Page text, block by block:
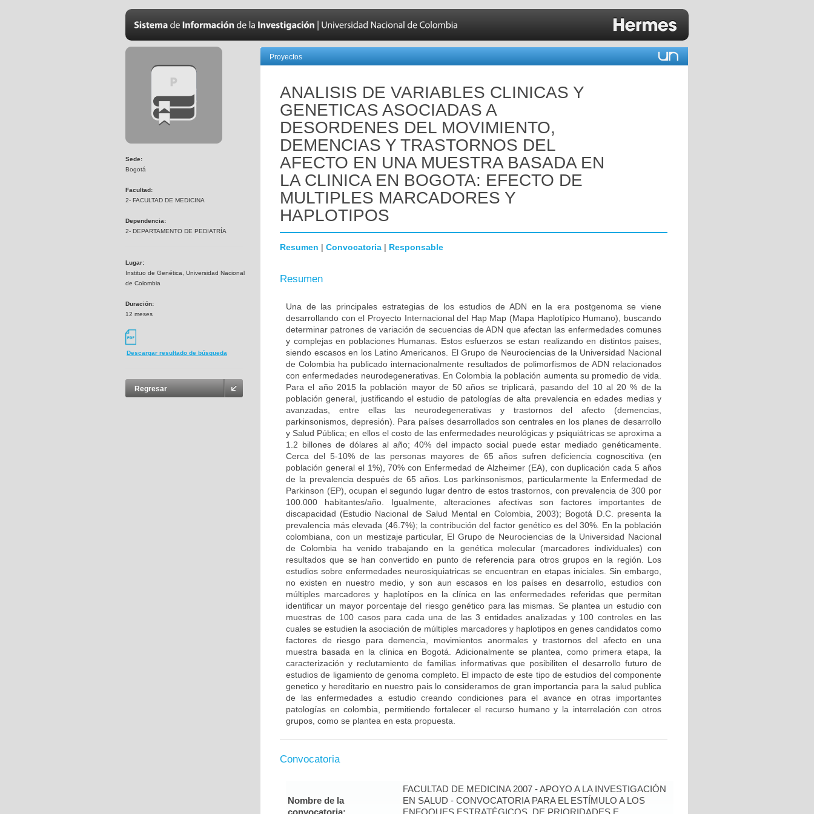
Sede:
Bogotá
Facultad:
2- FACULTAD DE MEDICINA
Dependencia:
2- DEPARTAMENTO DE PEDIATRÍA
Lugar:
Instituo de Genética, Universidad Nacional
de Colombia
Duración:
12 meses
Descargar resultado de búsqueda
Regresar
Proyectos
ANALISIS DE VARIABLES CLINICAS Y
GENETICAS ASOCIADAS A
DESORDENES DEL MOVIMIENTO,
DEMENCIAS Y TRASTORNOS DEL
AFECTO EN UNA MUESTRA BASADA EN
LA CLINICA EN BOGOTA: EFECTO DE
MULTIPLES MARCADORES Y
HAPLOTIPOS
Resumen | Convocatoria | Responsable
Resumen
Una de las principales estrategias de los estudios de ADN en la era postgenoma se viene
desarrollando con el Proyecto Internacional del Hap Map (Mapa Haplotípico Humano), buscando
determinar patrones de variación de secuencias de ADN que afectan las enfermedades comunes
y complejas en poblaciones Humanas. Estos esfuerzos se estan realizando en distintos paises,
siendo escasos en los Latino Americanos. El Grupo de Neurociencias de la Universidad Nacional
de Colombia ha publicado internacionalmente resultados de polimorfismos de ADN relacionados
con enfermedades neurodegenerativas. En Colombia la población aumenta su promedio de vida.
Para el año 2015 la población mayor de 50 años se triplicará, pasando del 10 al 20 % de la
población general, justificando el estudio de patologías de alta prevalencia en edades medias y
avanzadas, entre ellas las neurodegenerativas y trastornos del afecto (demencias,
parkinsonismos, depresión). Para países desarrollados son centrales en los planes de desarrollo
y Salud Pública; en ellos el costo de las enfermedades neurológicas y psiquiátricas se aproxima a
1.2 billones de dólares al año; 40% del impacto social puede estar mediado genéticamente.
Cerca del 5-10% de las personas mayores de 65 años sufren deficiencia cognoscitiva (en
población general el 1%), 70% con Enfermedad de Alzheimer (EA), con duplicación cada 5 años
de la prevalencia después de 65 años. Los parkinsonismos, particularmente la Enfermedad de
Parkinson (EP), ocupan el segundo lugar dentro de estos trastornos, con prevalencia de 300 por
100.000 habitantes/año. Igualmente, alteraciones afectivas son factores importantes de
discapacidad (Estudio Nacional de Salud Mental en Colombia, 2003); Bogotá D.C. presenta la
prevalencia más elevada (46.7%); la contribución del factor genético es del 30%. En la población
colombiana, con un mestizaje particular, El Grupo de Neurociencias de la Universidad Nacional
de Colombia ha venido trabajando en la genética molecular (marcadores individuales) con
resultados que se han convertido en punto de referencia para otros grupos en la región. Los
estudios sobre enfermedades neurosiquiatricas se encuentran en etapas iniciales. Sin embargo,
no existen en nuestro medio, y son aun escasos en los países en desarrollo, estudios con
múltiples marcadores y haplotípos en la clínica en las enfermedades referidas que permitan
identificar un mayor porcentaje del riesgo genético para las mismas. Se plantea un estudio con
muestras de 100 casos para cada una de las 3 entidades analizadas y 100 controles en las
cuales se estudien la asociación de múltiples marcadores y haplotipos en genes candidatos como
factores de riesgo para demencia, movimientos anormales y trastornos del afecto en una
muestra basada en la clínica en Bogotá. Adicionalmente se plantea, como primera etapa, la
caracterización y reclutamiento de familias informativas que posibiliten el desarrollo futuro de
estudios de ligamiento de genoma completo. El impacto de este tipo de estudios del componente
genetico y hereditario en nuestro pais lo consideramos de gran importancia para la salud publica
de las enfermedades a estudio creando condiciones para el avance en otras importantes
patologías en colombia, permitiendo fortalecer el recurso humano y la interrelación con otros
grupos, como se plantea en esta propuesta.
Convocatoria
Nombre de la
convocatoria:
FACULTAD DE MEDICINA 2007 - APOYO A LA INVESTIGACIÓN
EN SALUD - CONVOCATORIA PARA EL ESTÍMULO A LOS
ENFOQUES ESTRATÉGICOS, DE PRIORIDADES E